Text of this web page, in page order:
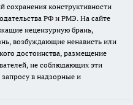
сохранения конструктивности
РФ и РМЭ. На сайте
нецензурную брань,
возбуждающие ненависть или
достоинства, размещение
не соблюдающих эти
в надзорные и